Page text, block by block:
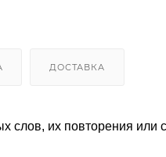
ДОСТАВКА
слов, их повторения или